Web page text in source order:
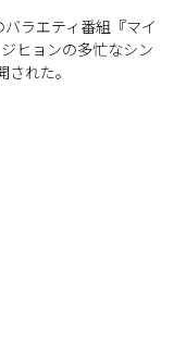
ラエティ番組『マイ
ヒョンの多忙なシン
れた。